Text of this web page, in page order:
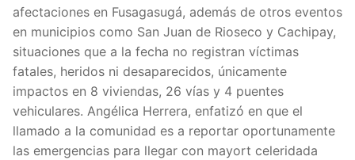
afectaciones en Fusagasugá, además de otros eventos
en municipios como San Juan de Rioseco y Cachipay,
situaciones que a la fecha no registran víctimas
fatales, heridos ni desaparecidos, únicamente
impactos en 8 viviendas, 26 vías y 4 puentes
vehiculares. Angélica Herrera, enfatizó en que el
llamado a la comunidad es a reportar oportunamente
las emergencias para llegar con mayort celeridada